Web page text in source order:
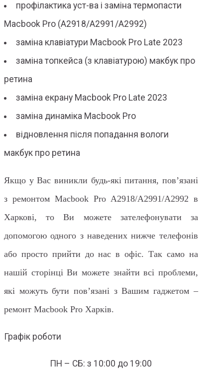
профілактика уст-ва і заміна термопасти
Macbook Pro (A2918/A2991/A2992)
заміна клавіатури Macbook Pro Late 2023
заміна топкейса (з клавіатурою) макбук про
ретина
заміна екрану Macbook Pro Late 2023
заміна динаміка Macbook Pro
відновлення після попадання вологи
макбук про ретина
Якщо у Вас виникли будь-які питання, пов’язані
з ремонтом Macbook Pro A2918/A2991/A2992 в
Харкові, то Ви можете зателефонувати за
допомогою одного з наведених нижче телефонів
або просто прийти до нас в офіс. Так само на
нашій сторінці Ви можете знайти всі проблеми,
які можуть бути пов’язані з Вашим гаджетом –
ремонт Macbook Pro Харків.
Графік роботи
ПН – СБ: з 10:00 до 19:00